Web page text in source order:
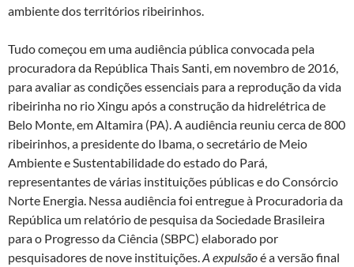
ambiente dos territórios ribeirinhos.
Tudo começou em uma audiência pública convocada pela
procuradora da República Thais Santi, em novembro de 2016,
para avaliar as condições essenciais para a reprodução da vida
ribeirinha no rio Xingu após a construção da hidrelétrica de
Belo Monte, em Altamira (PA). A audiência reuniu cerca de 800
ribeirinhos, a presidente do Ibama, o secretário de Meio
Ambiente e Sustentabilidade do estado do Pará,
representantes de várias instituições públicas e do Consórcio
Norte Energia. Nessa audiência foi entregue à Procuradoria da
República um relatório de pesquisa da Sociedade Brasileira
para o Progresso da Ciência (SBPC) elaborado por
pesquisadores de nove instituições.A expulsãoé a versão final